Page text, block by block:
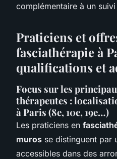
complémentaire à un
Praticiens et
fasciathérapie à
qualifications et
Focus sur les
thérapeutes :
à Paris (8e, 10e, 19e…)
Les praticiens en
muros se distinguent par
accessibles dans des